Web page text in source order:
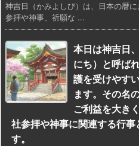
神吉日（かみよしび）は、日本の暦
参拝や神事、祈願な ...
本日は神吉日
にち）と呼ば
護を受けやす
ます。その名
ご利益を大き
社参拝や神事に関連する行
す。